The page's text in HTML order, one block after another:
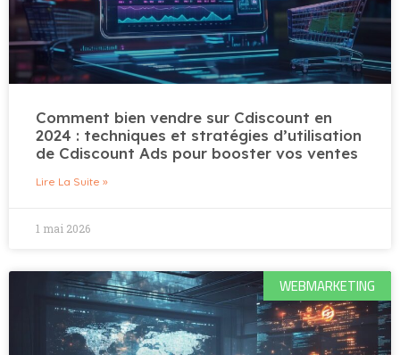
Comment bien vendre sur Cdiscount en
2024 : techniques et stratégies d’utilisation
de Cdiscount Ads pour booster vos ventes
Lire La Suite »
1 mai 2026
WEBMARKETING